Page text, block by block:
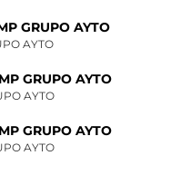
GRUPO AYTO
AYTO
GRUPO AYTO
AYTO
GRUPO AYTO
AYTO